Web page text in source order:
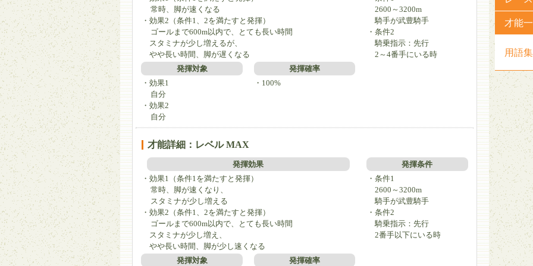
常時、脚が速くなる
・効果2（条件1、2を満たすと発揮）
ゴールまで600m以内で、とても長い時間
スタミナが少し増えるが、
やや長い時間、脚が遅くなる
2600～3200m
騎手が武豊騎手
・条件2
騎乗指示：先行
2～4番手にいる時
発揮対象
・効果1
自分
・効果2
自分
発揮確率
・100%
才能詳細：レベル MAX
発揮効果
・効果1（条件1を満たすと発揮）
常時、脚が速くなり、
スタミナが少し増える
・効果2（条件1、2を満たすと発揮）
ゴールまで600m以内で、とても長い時間
スタミナが少し増え、
やや長い時間、脚が少し速くなる
発揮条件
・条件1
2600～3200m
騎手が武豊騎手
・条件2
騎乗指示：先行
2番手以下にいる時
発揮対象 発揮確率
才能
用語集